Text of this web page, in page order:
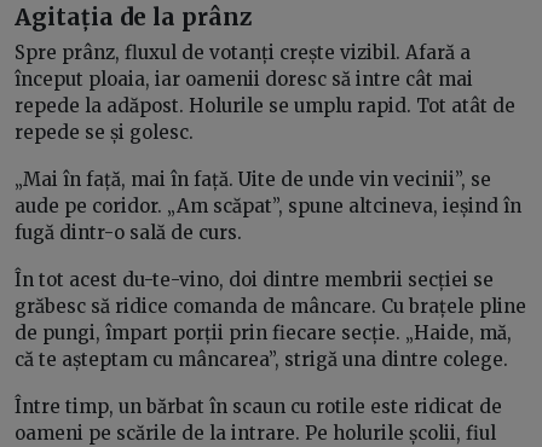
Agitația de la prânz
Spre prânz, fluxul de votanți crește vizibil. Afară a
început ploaia, iar oamenii doresc să intre cât mai
repede la adăpost. Holurile se umplu rapid. Tot atât de
repede se și golesc.
„Mai în față, mai în față. Uite de unde vin vecinii”, se
aude pe coridor. „Am scăpat”, spune altcineva, ieșind în
fugă dintr-o sală de curs.
În tot acest du-te-vino, doi dintre membrii secției se
grăbesc să ridice comanda de mâncare. Cu brațele pline
de pungi, împart porții prin fiecare secție. „Haide, mă,
că te așteptam cu mâncarea”, strigă una dintre colege.
Între timp, un bărbat în scaun cu rotile este ridicat de
oameni pe scările de la intrare. Pe holurile școlii, fiul